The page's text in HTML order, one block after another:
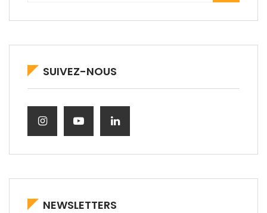
SUIVEZ-NOUS
NEWSLETTERS